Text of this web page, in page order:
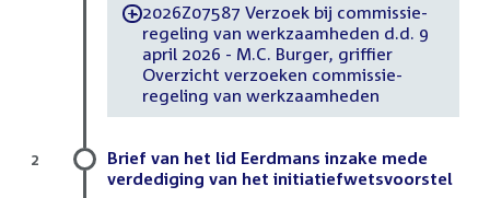
-2026Z07587 Verzoek bij commissie-
regeling van werkzaamheden d.d. 9
april 2026 - M.C. Burger, griffier
Overzicht verzoeken commissie-
regeling van werkzaamheden
Brief van het lid Eerdmans inzake mede
verdediging van het initiatiefwetsvoorstel
2